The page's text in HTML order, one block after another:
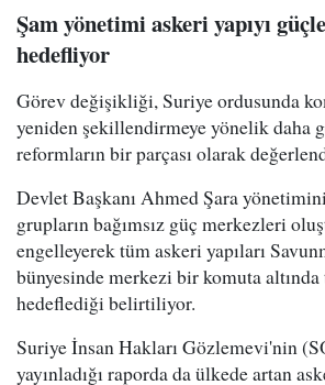
Şam yönetimi askeri yapıyı
hedefliyor
Görev değişikliği, Suriye ordusunda
yeniden şekillendirmeye yönelik daha
reformların bir parçası olarak
Devlet Başkanı Ahmed Şara
grupların bağımsız güç merkezleri
engelleyerek tüm askeri yapıları
bünyesinde merkezi bir komuta altında
hedeflediği belirtiliyor.
Suriye İnsan Hakları Gözlemevi'nin
yayınladığı raporda da ülkede artan